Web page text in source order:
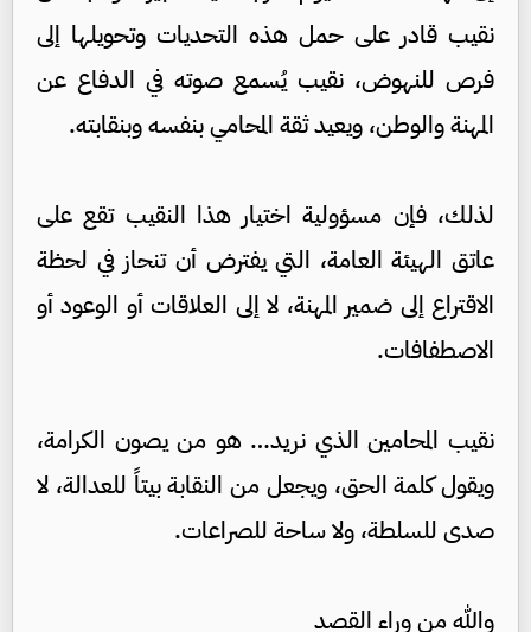
نقيب قادر على حمل هذه التحديات وتحويلها إلى
فرص للنهوض، نقيب يُسمع صوته في الدفاع عن
المهنة والوطن، ويعيد ثقة المحامي بنفسه وبنقابته.
لذلك، فإن مسؤولية اختيار هذا النقيب تقع على
عاتق الهيئة العامة، التي يفترض أن تنحاز في لحظة
الاقتراع إلى ضمير المهنة، لا إلى العلاقات أو الوعود أو
الاصطفافات.
نقيب المحامين الذي نريد… هو من يصون الكرامة،
ويقول كلمة الحق، ويجعل من النقابة بيتاً للعدالة، لا
صدى للسلطة، ولا ساحة للصراعات.
والله من وراء القصد